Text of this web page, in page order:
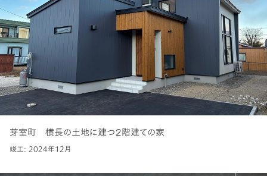
芽室町 横長の土地に建つ２階建ての家
竣工: 2024年12月